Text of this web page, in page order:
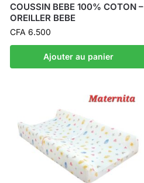
COUSSIN BEBE 100% COTON –
OREILLER BEBE
CFA 6.500
Ajouter au panier